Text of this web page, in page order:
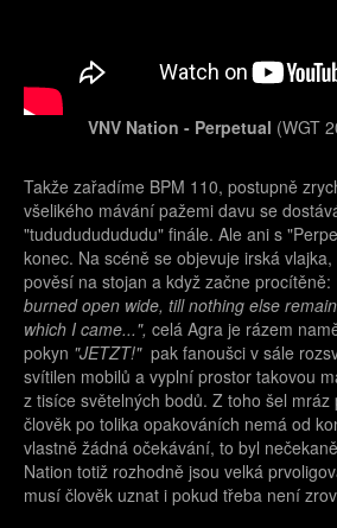
VNV Nation - Perpetual (WGT
Takže zařadíme BPM 110, postupně
všelikého mávání pažemi davu se
"tududududududu" finále. Ale ani s
konec. Na scéně se objevuje irská
pověsí na stojan a když začne procítěně:
burned open wide, till nothing else
which I came...", celá Agra je rázem
pokyn "JETZT!"pak fanoušci v sále
svítilen mobilů a vyplní prostor takovou
z tisíce světelných bodů. Z toho šel
člověk po tolika opakováních nemá od
vlastně žádná očekávání, to byl
Nation totiž rozhodně jsou velká
musí člověk uznat i pokud třeba není